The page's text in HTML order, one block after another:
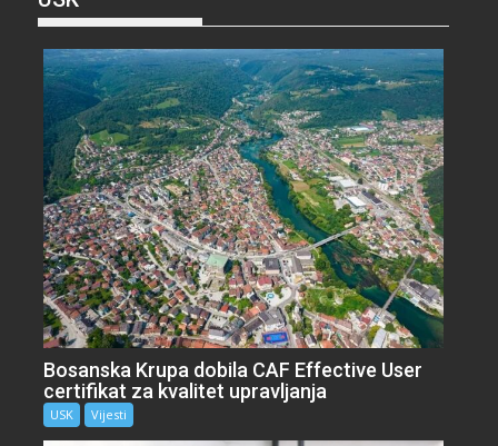
Bosanska Krupa dobila CAF Effective User
certifikat za kvalitet upravljanja
USK Vijesti